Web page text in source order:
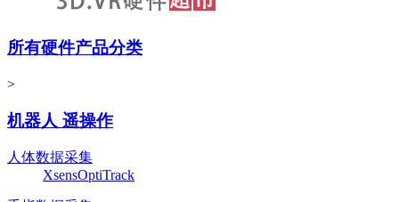
所有硬件产品分类
>
机器人 遥操作
人体数据采集
XsensOptiTrack